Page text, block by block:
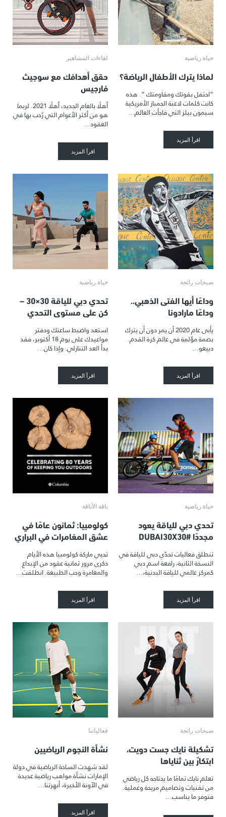
حياة رياضية
لماذا يترك الأطفال الرياضة؟
“احتفل بقوتك ومقاومتك “. هذه
كانت كلمات لاعبة الجمباز الأمريكية
سيمون بيلز التي فاجأت العالم…
اقرأ المزيد
لقاءات المشاهير
حقق أهدافك مع سوجيث
فارجيس
أهلًا بالعام الجديد، أهلًا 2021. لربما
هو من أكثر الأعوام التي رُحب بها في
العقود…
اقرأ المزيد
صيحات رائجة
وداعًا أيها الفتى الذهبي..
وداعًا مارادونا
يأبى عام 2020 أن يمر دون أن يترك
بصمة مؤلمة في عالم كرة القدم.
دييغو…
اقرأ المزيد
حياة رياضية
تحدي دبي للياقة 30×30 –
كن على مستوى التحدي
استعد واضبط ساعتك ودفتر
مواعيدك على يوم 18 أكتوبر، فقد
بدأ العد التنازلي. وإذا كان…
اقرأ المزيد
حياة رياضية
تحدي دبي للياقة يعود
مجددًا #DUBAI30X30
تنطلق فعاليات تحدّي دبي للياقة في
النسخة الثانية، رافعة اسم دبي
كمركز عالمي للياقة البدنية،…
اقرأ المزيد
باقة الأناقة
كولومبيا: ثمانون عامًا في
عشق المغامرات في البراري
تحيي ماركة كولومبيا هذه الأيام
ذكرى مرور ثمانية عقود من الإبداع
والمغامرة وحب الطبيعة. انطلقت…
اقرأ المزيد
صيحات رائجة
تشكيلة نايك جست دويت،
ابتكارٌ بين ثناياها
تعلم نايك تمامًا ما يحتاجه كل رياضي
من تقنيات وتصاميم مريحة وعملية.
فتوفر ما يناسب…
فعالياتنا
نشأة النجوم الرياضيين
لقد شهدت الساحة الرياضية في دولة
الإمارات نشأة مواهب رياضية عديدة
في الآونة الأخيرة، أبهرتنا…
اقرأ المزيد